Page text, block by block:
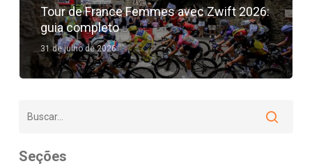
Tour de France Femmes avec Zwift 2026:
guia completo
31 de julho de 2026
Seções